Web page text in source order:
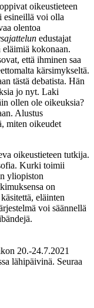
oikeustieteen
esineillä voi olla
olentoa
edustajat
eläimiä kokonaan.
että ihminen saa
kärsimykseltä.
tästä debatista. Hän
jo nyt. Laki
ollen ole oikeuksia?
Alustus
miten oikeudet
oikeustieteen tutkija.
Kurki toimii
yliopiston
on
eläinten
voi säännellä
20.-24.7.2021
lähipäivinä. Seuraa